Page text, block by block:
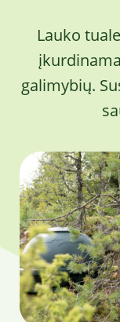
Lauko
galimybių.